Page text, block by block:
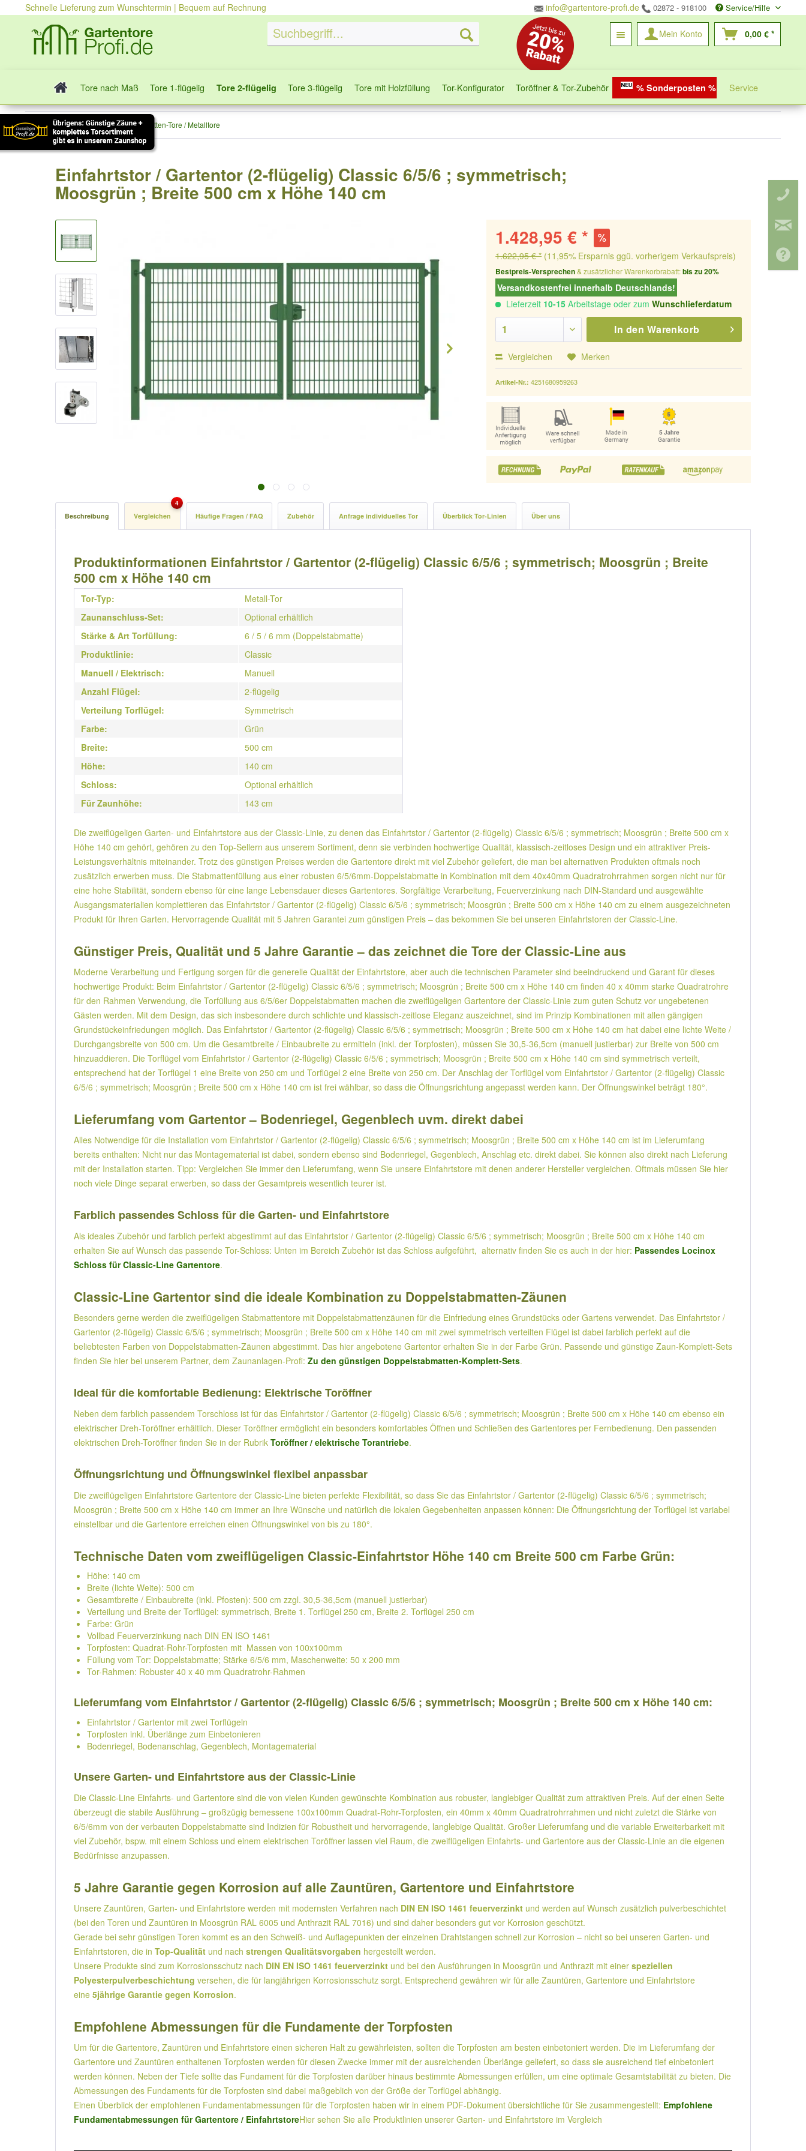
Schnelle Lieferung zum Wunschtermin | Bequem auf Rechnung info@gartentore-profi.de 02872 - 918100 Service/Hilfe
Mein Konto 0,00 € *
Tore nach Maß Tore 1-flügelig Tore 2-flügelig Tore 3-flügelig Tore mit Holzfüllung Tor-Konfigurator Toröffner & Tor-Zubehör % Sonderposten % Service
Tore 2-flügelig Stabmatten-Tore / Metalltore
Einfahrtstor / Gartentor (2-flügelig) Classic 6/5/6 ; symmetrisch;
Moosgrün ; Breite 500 cm x Höhe 140 cm
1.428,95 € *
1.622,95 € * (11,95% Ersparnis ggü. vorherigem Verkaufspreis)
Bestpreis-Versprechen& zusätzlicher Warenkorbrabatt:bis zu 20%
Versandkostenfrei innerhalb Deutschlands!
Lieferzeit 10-15 Arbeitstage oder zumWunschlieferdatum
In den Warenkorb
Vergleichen Merken
Artikel-Nr.:4251680959263
Beschreibung Vergleichen
4
Häufige Fragen / FAQ Zubehör Anfrage individuelles Tor Überblick Tor-Linien Über uns
Produktinformationen Einfahrtstor / Gartentor (2-flügelig) Classic 6/5/6 ; symmetrisch; Moosgrün ; Breite
500 cm x Höhe 140 cm
Tor-Typ:
Metall-Tor
Zaunanschluss-Set:
Optional erhältlich
Stärke & Art Torfüllung:
6 / 5 / 6 mm (Doppelstabmatte)
Produktlinie:
Classic
Manuell / Elektrisch:
Manuell
Anzahl Flügel:
2-flügelig
Verteilung Torflügel:
Symmetrisch
Farbe:
Grün
Breite:
500 cm
Höhe:
140 cm
Schloss:
Optional erhältlich
Für Zaunhöhe:
143 cm
Die zweiflügeligen Garten- und Einfahrtstore aus der Classic-Linie, zu denen das Einfahrtstor / Gartentor (2-flügelig) Classic 6/5/6 ; symmetrisch; Moosgrün ; Breite 500 cm x
Höhe 140 cm gehört, gehören zu den Top-Sellern aus unserem Sortiment, denn sie verbinden hochwertige Qualität, klassisch-zeitloses Design und ein attraktiver Preis-
Leistungsverhältnis miteinander. Trotz des günstigen Preises werden die Gartentore direkt mit viel Zubehör geliefert, die man bei alternativen Produkten oftmals noch
zusätzlich erwerben muss. Die Stabmattenfüllung aus einer robusten 6/5/6mm-Doppelstabmatte in Kombination mit dem 40x40mm Quadratrohrrahmen sorgen nicht nur für
eine hohe Stabilität, sondern ebenso für eine lange Lebensdauer dieses Gartentores. Sorgfältige Verarbeitung, Feuerverzinkung nach DIN-Standard und ausgewählte
Ausgangsmaterialien komplettieren das Einfahrtstor / Gartentor (2-flügelig) Classic 6/5/6 ; symmetrisch; Moosgrün ; Breite 500 cm x Höhe 140 cm zu einem ausgezeichneten
Produkt für Ihren Garten. Hervorragende Qualität mit 5 Jahren Garantei zum günstigen Preis – das bekommen Sie bei unseren Einfahrtstoren der Classic-Line.
Günstiger Preis, Qualität und 5 Jahre Garantie – das zeichnet die Tore der Classic-Line aus
Moderne Verarbeitung und Fertigung sorgen für die generelle Qualität der Einfahrtstore, aber auch die technischen Parameter sind beeindruckend und Garant für dieses
hochwertige Produkt: Beim Einfahrtstor / Gartentor (2-flügelig) Classic 6/5/6 ; symmetrisch; Moosgrün ; Breite 500 cm x Höhe 140 cm finden 40 x 40mm starke Quadratrohre
für den Rahmen Verwendung, die Torfüllung aus 6/5/6er Doppelstabmatten machen die zweiflügeligen Gartentore der Classic-Linie zum guten Schutz vor ungebetenen
Gästen werden. Mit dem Design, das sich insbesondere durch schlichte und klassisch-zeitlose Eleganz auszeichnet, sind im Prinzip Kombinationen mit allen gängigen
Grundstückeinfriedungen möglich. Das Einfahrtstor / Gartentor (2-flügelig) Classic 6/5/6 ; symmetrisch; Moosgrün ; Breite 500 cm x Höhe 140 cm hat dabei eine lichte Weite /
Durchgangsbreite von 500 cm. Um die Gesamtbreite / Einbaubreite zu ermitteln (inkl. der Torpfosten), müssen Sie 30,5-36,5cm (manuell justierbar) zur Breite von 500 cm
hinzuaddieren. Die Torflügel vom Einfahrtstor / Gartentor (2-flügelig) Classic 6/5/6 ; symmetrisch; Moosgrün ; Breite 500 cm x Höhe 140 cm sind symmetrisch verteilt,
entsprechend hat der Torflügel 1 eine Breite von 250 cm und Torflügel 2 eine Breite von 250 cm. Der Anschlag der Torflügel vom Einfahrtstor / Gartentor (2-flügelig) Classic
6/5/6 ; symmetrisch; Moosgrün ; Breite 500 cm x Höhe 140 cm ist frei wählbar, so dass die Öffnungsrichtung angepasst werden kann. Der Öffnungswinkel beträgt 180°.
Lieferumfang vom Gartentor – Bodenriegel, Gegenblech uvm. direkt dabei
Alles Notwendige für die Installation vom Einfahrtstor / Gartentor (2-flügelig) Classic 6/5/6 ; symmetrisch; Moosgrün ; Breite 500 cm x Höhe 140 cm ist im Lieferumfang
bereits enthalten: Nicht nur das Montagematerial ist dabei, sondern ebenso sind Bodenriegel, Gegenblech, Anschlag etc. direkt dabei. Sie können also direkt nach Lieferung
mit der Installation starten. Tipp: Vergleichen Sie immer den Lieferumfang, wenn Sie unsere Einfahrtstore mit denen anderer Hersteller vergleichen. Oftmals müssen Sie hier
noch viele Dinge separat erwerben, so dass der Gesamtpreis wesentlich teurer ist.
Farblich passendes Schloss für die Garten- und Einfahrtstore
Als ideales Zubehör und farblich perfekt abgestimmt auf das Einfahrtstor / Gartentor (2-flügelig) Classic 6/5/6 ; symmetrisch; Moosgrün ; Breite 500 cm x Höhe 140 cm
erhalten Sie auf Wunsch das passende Tor-Schloss: Unten im Bereich Zubehör ist das Schloss aufgeführt, alternativ finden Sie es auch in der hier: Passendes Locinox
Schloss für Classic-Line Gartentore.
Classic-Line Gartentor sind die ideale Kombination zu Doppelstabmatten-Zäunen
Besonders gerne werden die zweiflügeligen Stabmattentore mit Doppelstabmattenzäunen für die Einfriedung eines Grundstücks oder Gartens verwendet. Das Einfahrtstor /
Gartentor (2-flügelig) Classic 6/5/6 ; symmetrisch; Moosgrün ; Breite 500 cm x Höhe 140 cm mit zwei symmetrisch verteilten Flügel ist dabei farblich perfekt auf die
beliebtesten Farben von Doppelstabmatten-Zäunen abgestimmt. Das hier angebotene Gartentor erhalten Sie in der Farbe Grün. Passende und günstige Zaun-Komplett-Sets
finden Sie hier bei unserem Partner, dem Zaunanlagen-Profi: Zu den günstigen Doppelstabmatten-Komplett-Sets.
Ideal für die komfortable Bedienung: Elektrische Toröffner
Neben dem farblich passendem Torschloss ist für das Einfahrtstor / Gartentor (2-flügelig) Classic 6/5/6 ; symmetrisch; Moosgrün ; Breite 500 cm x Höhe 140 cm ebenso ein
elektrischer Dreh-Toröffner erhältlich. Dieser Toröffner ermöglicht ein besonders komfortables Öffnen und Schließen des Gartentores per Fernbedienung. Den passenden
elektrischen Dreh-Toröffner finden Sie in der Rubrik Toröffner / elektrische Torantriebe.
Öffnungsrichtung und Öffnungswinkel flexibel anpassbar
Die zweiflügeligen Einfahrtstore Gartentore der Classic-Line bieten perfekte Flexibilität, so dass Sie das Einfahrtstor / Gartentor (2-flügelig) Classic 6/5/6 ; symmetrisch;
Moosgrün ; Breite 500 cm x Höhe 140 cm immer an Ihre Wünsche und natürlich die lokalen Gegebenheiten anpassen können: Die Öffnungsrichtung der Torflügel ist variabel
einstellbar und die Gartentore erreichen einen Öffnungswinkel von bis zu 180°.
Technische Daten vom zweiflügeligen Classic-Einfahrtstor Höhe 140 cm Breite 500 cm Farbe Grün:
Höhe: 140 cm
Breite (lichte Weite): 500 cm
Gesamtbreite / Einbaubreite (inkl. Pfosten): 500 cm zzgl. 30,5-36,5cm (manuell justierbar)
Verteilung und Breite der Torflügel: symmetrisch, Breite 1. Torflügel 250 cm, Breite 2. Torflügel 250 cm
Farbe: Grün
Vollbad Feuerverzinkung nach DIN EN ISO 1461
Torpfosten: Quadrat-Rohr-Torpfosten mit Massen von 100x100mm
Füllung vom Tor: Doppelstabmatte; Stärke 6/5/6 mm, Maschenweite: 50 x 200 mm
Tor-Rahmen: Robuster 40 x 40 mm Quadratrohr-Rahmen
Lieferumfang vom Einfahrtstor / Gartentor (2-flügelig) Classic 6/5/6 ; symmetrisch; Moosgrün ; Breite 500 cm x Höhe 140 cm:
Einfahrtstor / Gartentor mit zwei Torflügeln
Torpfosten inkl. Überlänge zum Einbetonieren
Bodenriegel, Bodenanschlag, Gegenblech, Montagematerial
Unsere Garten- und Einfahrtstore aus der Classic-Linie
Die Classic-Line Einfahrts- und Gartentore sind die von vielen Kunden gewünschte Kombination aus robuster, langlebiger Qualität zum attraktiven Preis. Auf der einen Seite
überzeugt die stabile Ausführung – großzügig bemessene 100x100mm Quadrat-Rohr-Torpfosten, ein 40mm x 40mm Quadratrohrrahmen und nicht zuletzt die Stärke von
6/5/6mm von der verbauten Doppelstabmatte sind Indizien für Robustheit und hervorragende, langlebige Qualität. Großer Lieferumfang und die variable Erweiterbarkeit mit
viel Zubehör, bspw. mit einem Schloss und einem elektrischen Toröffner lassen viel Raum, die zweiflügeligen Einfahrts- und Gartentore aus der Classic-Linie an die eigenen
Bedürfnisse anzupassen.
5 Jahre Garantie gegen Korrosion auf alle Zauntüren, Gartentore und Einfahrtstore
Unsere Zauntüren, Garten- und Einfahrtstore werden mit modernsten Verfahren nach DIN EN ISO 1461 feuerverzinkt und werden auf Wunsch zusätzlich pulverbeschichtet
(bei den Toren und Zauntüren in Moosgrün RAL 6005 und Anthrazit RAL 7016) und sind daher besonders gut vor Korrosion geschützt.
Gerade bei sehr günstigen Toren kommt es an den Schweiß- und Auflagepunkten der einzelnen Drahtstangen schnell zur Korrosion – nicht so bei unseren Garten- und
Einfahrtstoren, die in Top-Qualität und nach strengen Qualitätsvorgaben hergestellt werden.
Unsere Produkte sind zum Korrosionsschutz nach DIN EN ISO 1461 feuerverzinkt und bei den Ausführungen in Moosgrün und Anthrazit mit einer speziellen
Polyesterpulverbeschichtung versehen, die für langjährigen Korrosionsschutz sorgt. Entsprechend gewähren wir für alle Zauntüren, Gartentore und Einfahrtstore
eine 5jährige Garantie gegen Korrosion.
Empfohlene Abmessungen für die Fundamente der Torpfosten
Um für die Gartentore, Zauntüren und Einfahrtstore einen sicheren Halt zu gewährleisten, sollten die Torpfosten am besten einbetoniert werden. Die im Lieferumfang der
Gartentore und Zauntüren enthaltenen Torpfosten werden für diesen Zwecke immer mit der ausreichenden Überlänge geliefert, so dass sie ausreichend tief einbetoniert
werden können. Neben der Tiefe sollte das Fundament für die Torpfosten darüber hinaus bestimmte Abmessungen erfüllen, um eine optimale Gesamtstabilität zu bieten. Die
Abmessungen des Fundaments für die Torpfosten sind dabei maßgeblich von der Größe der Torflügel abhängig.
Einen Überblick der empfohlenen Fundamentabmessungen für die Torpfosten haben wir in einem PDF-Dokument übersichtliche für Sie zusammengestellt: Empfohlene
Fundamentabmessungen für Gartentore / EinfahrtstoreHier sehen Sie alle Produktlinien unserer Garten- und Einfahrtstore im Vergleich